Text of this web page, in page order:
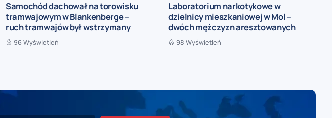
Samochód dachował na torowisku
tramwajowym w Blankenberge –
ruch tramwajów był wstrzymany
96 Wyświetleń
Laboratorium narkotykowe w
dzielnicy mieszkaniowej w Mol –
dwóch mężczyzn aresztowanych
98 Wyświetleń